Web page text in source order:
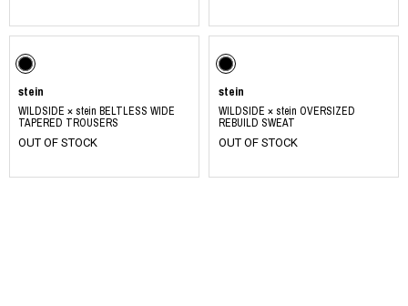
stein
WILDSIDE × stein BELTLESS WIDE
TAPERED TROUSERS
OUT OF STOCK
stein
WILDSIDE × stein OVERSIZED
REBUILD SWEAT
OUT OF STOCK